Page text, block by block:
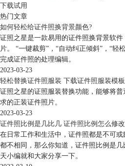
下载试用
热门文章
如何轻松给证件照换背景颜色?
证照之星是一款易用的证件照换背景软
片。 “一键裁剪”，“自动纠正倾斜”，“轻
完成证件照的处理编辑。
2023-03-23
轻松替换证件照服装 下载证件照服装模板
证照之星的证照服装替换功能，能够将
求的正装证件照片。
2023-03-23
证件照比例是几比几 证件照比例怎么修改
在日常工作和生活中，证件照都是不可
都不相同，那么你知道，证件照比例是
天小编就和大家分享一下。